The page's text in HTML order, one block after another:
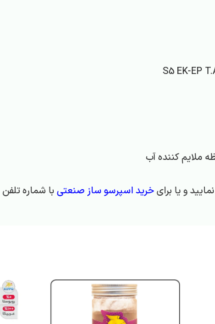
و یا برایخرید اسپرسو ساز صنعتی با شماره تلفن